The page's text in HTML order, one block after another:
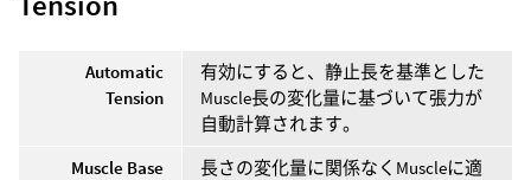
Automatic
Tension
有効にすると、静止長を基準とした
Muscle長の変化量に基づいて張力が
自動計算されます。
Muscle Base
長さの変化量に関係なくMuscleに適